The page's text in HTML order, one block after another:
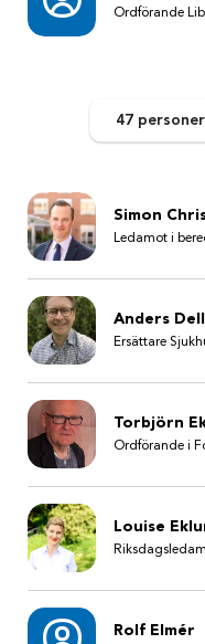
Ordförande
47 personer
Simon
Ledamot i
Anders
Ersättare
Torbjörn
Ordförande i
Louise
Rolf Elmér